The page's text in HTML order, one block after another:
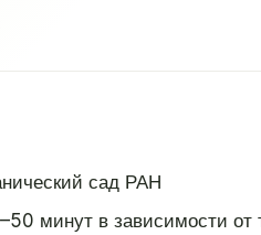
сад РАН
минут в зависимости от